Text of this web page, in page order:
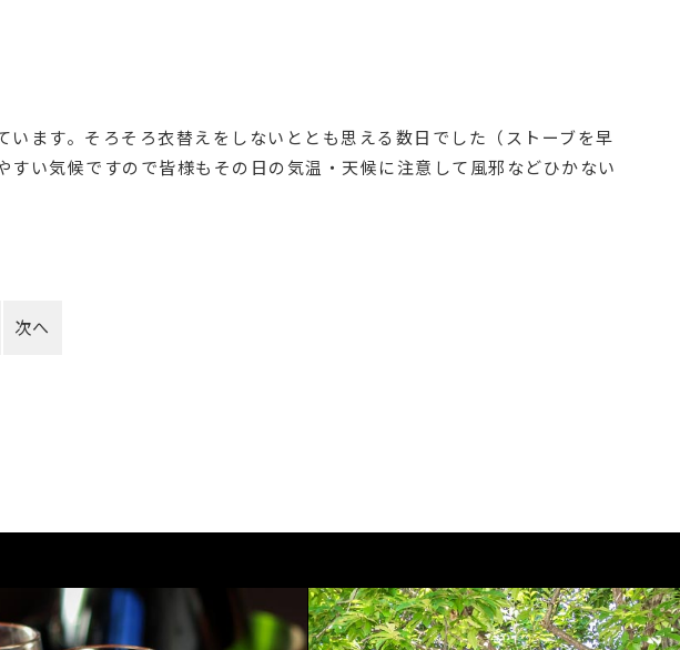
ます。そろそろ衣替えをしないととも思える数日でした（ストーブを早
い気候ですので皆様もその日の気温・天候に注意して風邪などひかない
次へ